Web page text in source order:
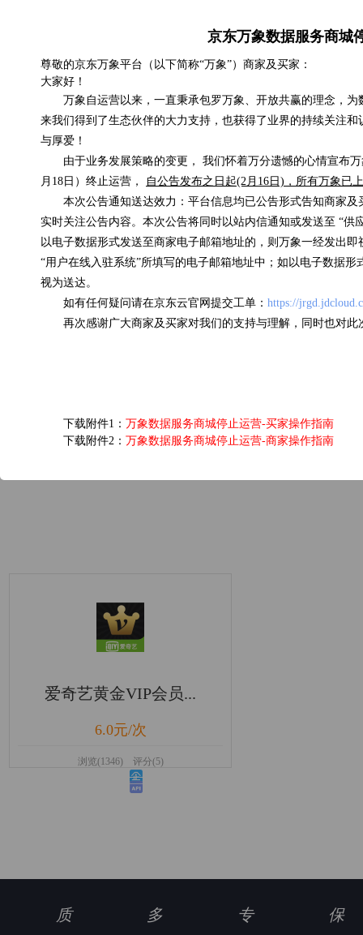
京东万象数据服务商城
尊敬的京东万象平台（以下简称“万象”）商家及买家：
大家好！
万象自运营以来，一直秉承包罗万象、开放共赢的理念，
来我们得到了生态伙伴的大力支持，也获得了业界的持续关注
与厚爱！
由于业务发展策略的变更， 我们怀着万分遗憾的心情宣布
月18日）终止运营，
自公告发布之日起(2月16日)，所有万象已
本次公告通知送达效力：平台信息均已公告形式告知商家
实时关注公告内容。本次公告将同时以站内信通知或发送至 “供
以电子数据形式发送至商家电子邮箱地址的，则万象一经发出
“用户在线入驻系统”所填写的电子邮箱地址中；如以电子数据
视为送达。
如有任何疑问请在京东云官网提交工单： https://
再次感谢广大商家及买家对我们的支持与理解，同时也对
下载附件1： 万象数据服务商城停止运营-买家操作指南
下载附件2： 万象数据服务商城停止运营-商家操作指南
京东E卡电子礼品卡
低于0.01元/次
0.07元/次
浏览(575) 评分(4)
爱奇艺黄金VIP会员...
6.0元/次
浏览(1346) 评分(5)
质 多 专 保